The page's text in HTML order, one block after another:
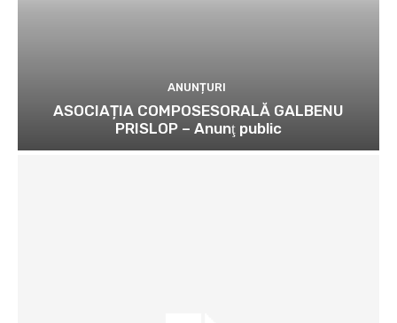
ANUNȚURI
ASOCIAȚIA COMPOSESORALĂ GALBENU
PRISLOP – Anunţ public